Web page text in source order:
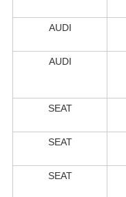
AUDI
AUDI
SEAT
SEAT
SEAT